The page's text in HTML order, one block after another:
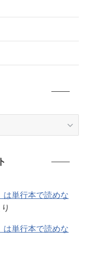
は単行本で読めな
は単行本で読めな